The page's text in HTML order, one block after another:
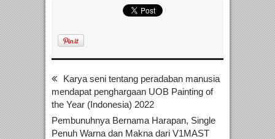
Karya seni tentang peradaban manusia
mendapat penghargaan UOB Painting of
the Year (Indonesia) 2022
Pembunuhnya Bernama Harapan, Single
Penuh Warna dan Makna dari V1MAST